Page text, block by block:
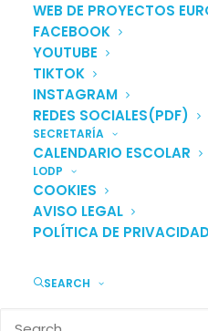
WEB DE PROYECTOS
FACEBOOK
YOUTUBE
TIKTOK
INSTAGRAM
REDES SOCIALES(PDF)
SECRETARÍA
CALENDARIO ESCOLAR
LODP
COOKIES
AVISO LEGAL
POLÍTICA DE
SEARCH
FORMULARIO